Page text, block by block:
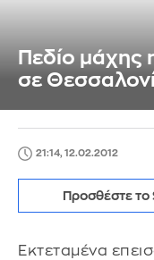
Πεδίο μάχης
σε
21:14, 12.02.2012
Προσθέστε το
Εκτεταμένα